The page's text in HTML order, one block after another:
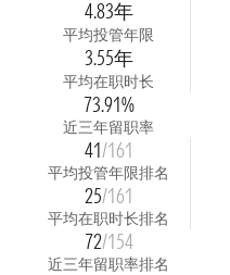
4.83年
平均投管年限
3.55年
平均在职时长
73.91%
近三年留职率
41/161
平均投管年限排名
25/161
平均在职时长排名
72/154
近三年留职率排名